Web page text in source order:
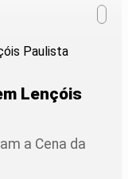
Lençóis
a Cena da